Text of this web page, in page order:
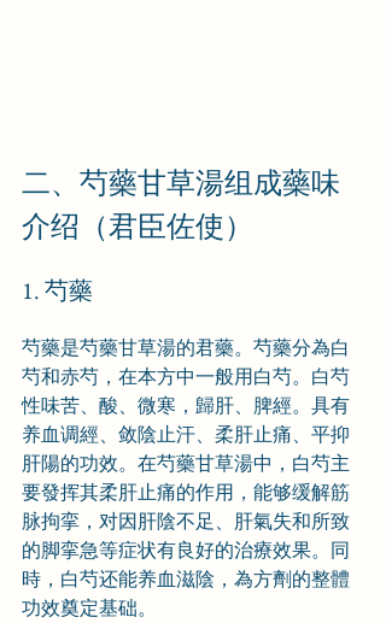
二、芍藥甘草湯组成藥味
介绍（君臣佐使）
1. 芍藥
芍藥是芍藥甘草湯的君藥。芍藥分為白
芍和赤芍，在本方中一般用白芍。白芍
性味苦、酸、微寒，歸肝、脾經。具有
养血调經、敛陰止汗、柔肝止痛、平抑
肝陽的功效。在芍藥甘草湯中，白芍主
要發挥其柔肝止痛的作用，能够缓解筋
脉拘挛，对因肝陰不足、肝氣失和所致
的脚挛急等症状有良好的治療效果。同
時，白芍还能养血滋陰，為方劑的整體
功效奠定基础。